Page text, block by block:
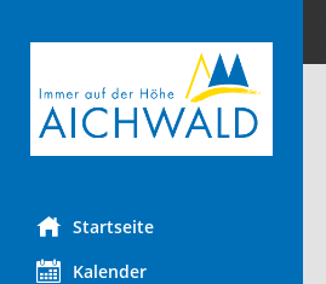
Startseite
Kalender